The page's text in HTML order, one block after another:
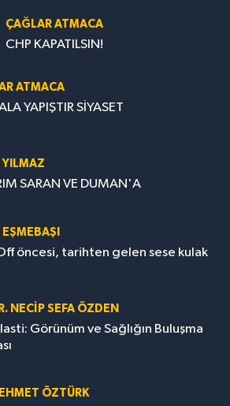
ÇAĞLAR ATMACA
CHP KAPATILSIN!
ATMACA
YAPIŞTIR SİYASET
SARAN VE DUMAN'A
öncesi, tarihten gelen sese kulak
NECIP SEFA ÖZDEN
Görünüm ve Sağlığın Buluşma
ÖZTÜRK